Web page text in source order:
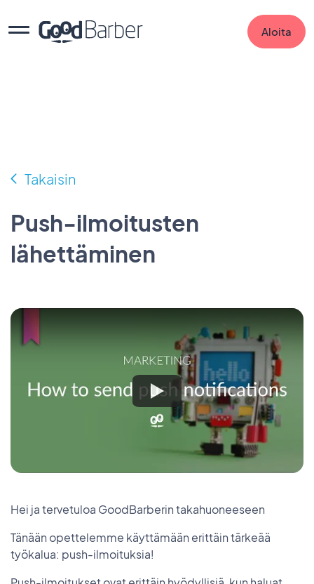
Aloita
Takaisin
Push-ilmoitusten
lähettäminen
Hei ja tervetuloa GoodBarberin takahuoneeseen
Tänään opettelemme käyttämään erittäin tärkeää
työkalua: push-ilmoituksia!